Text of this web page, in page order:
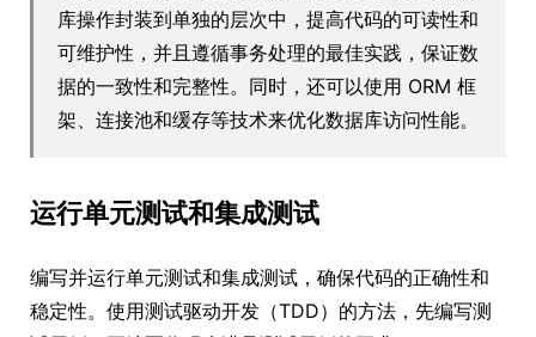
库操作封装到单独的层次中，提高代码的可读性和
可维护性，并且遵循事务处理的最佳实践，保证数
据的一致性和完整性。同时，还可以使用 ORM 框
架、连接池和缓存等技术来优化数据库访问性能。
运行单元测试和集成测试
编写并运行单元测试和集成测试，确保代码的正确性和
稳定性。使用测试驱动开发（TDD）的方法，先编写测